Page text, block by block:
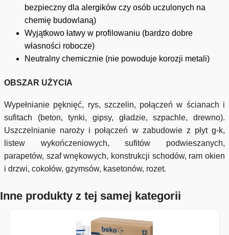
bezpieczny dla alergików czy osób uczulonych na
chemię budowlaną)
Wyjątkowo łatwy w profilowaniu (bardzo dobre
własności robocze)
Neutralny chemicznie (nie powoduje korozji metali)
OBSZAR UŻYCIA
Wypełnianie pęknięć, rys, szczelin, połączeń w ścianach i
sufitach (beton, tynki, gipsy, gładzie, szpachle, drewno).
Uszczelnianie naroży i połączeń w zabudowie z płyt g-k,
listew wykończeniowych, sufitów podwieszanych,
parapetów, szaf wnękowych, konstrukcji schodów, ram okien
i drzwi, cokołów, gzymsów, kasetonów, rozet.
Inne produkty z tej samej kategorii